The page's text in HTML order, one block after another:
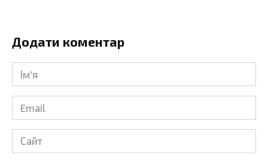
Додати коментар
Ім'я
Email
Сайт